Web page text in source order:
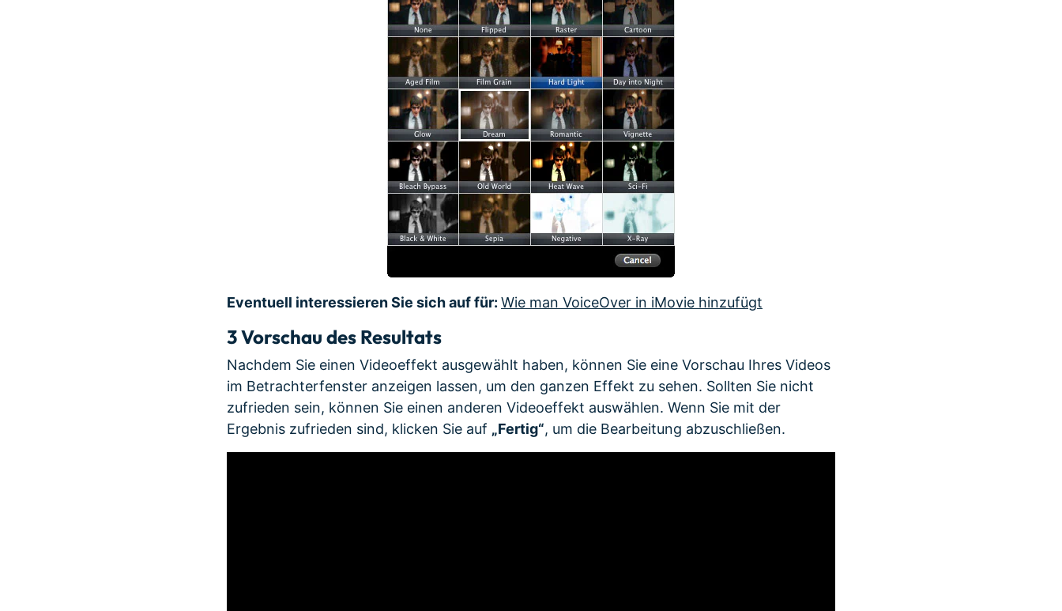
Eventuell interessieren Sie sich auf für: Wie man VoiceOver in iMovie hinzufügt
3Vorschau des Resultats
Nachdem Sie einen Videoeffekt ausgewählt haben, können Sie eine Vorschau Ihres Videos
im Betrachterfenster anzeigen lassen, um den ganzen Effekt zu sehen. Sollten Sie nicht
zufrieden sein, können Sie einen anderen Videoeffekt auswählen. Wenn Sie mit der
Ergebnis zufrieden sind, klicken Sie auf „Fertig“, um die Bearbeitung abzuschließen.